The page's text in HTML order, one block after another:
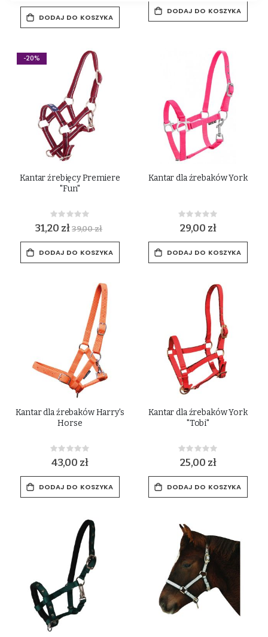
DODAJ DO KOSZYKA
DODAJ DO KOSZYKA
-20%
Kantar źrebięcy Premiere
"Fun"
Rating:
0%
31,20 zł39,00 zł
DODAJ DO KOSZYKA
Kantar dla źrebaków York
Rating:
0%
29,00 zł
DODAJ DO KOSZYKA
Kantar dla źrebaków Harry's
Horse
Rating:
0%
43,00 zł
DODAJ DO KOSZYKA
Kantar dla źrebaków York
"Tobi"
Rating:
0%
25,00 zł
DODAJ DO KOSZYKA